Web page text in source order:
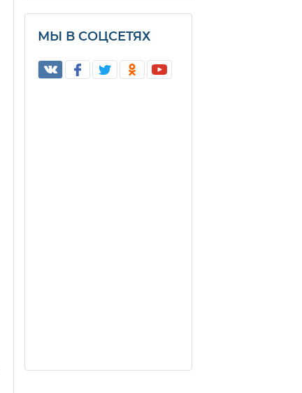
МЫ В СОЦСЕТЯХ